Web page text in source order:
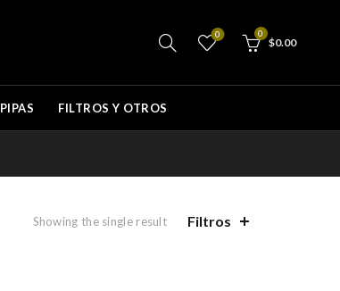
0 0
$0.00
PIPAS FILTROS Y OTROS
Showing the single result Filtros